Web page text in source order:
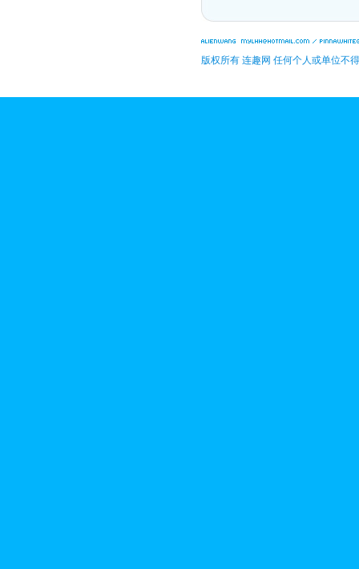
版权所有 连趣网 任何个人或单位不